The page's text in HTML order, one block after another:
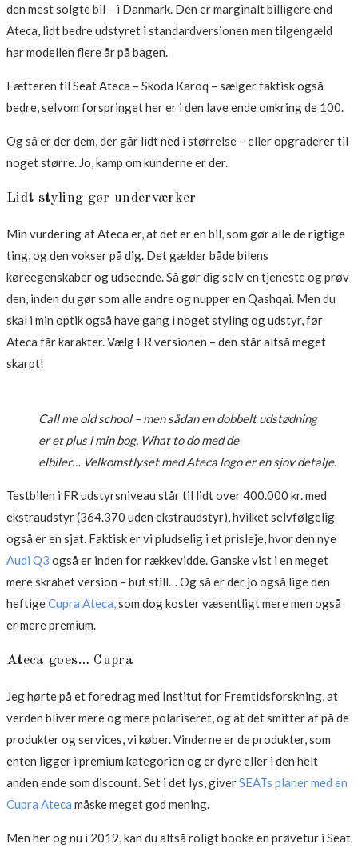
den mest solgte bil – i Danmark. Den er marginalt billigere end
Ateca, lidt bedre udstyret i standardversionen men tilgengæld
har modellen flere år på bagen.
Fætteren til Seat Ateca – Skoda Karoq – sælger faktisk også
bedre, selvom forspringet her er i den lave ende omkring de 100.
Og så er der dem, der går lidt ned i størrelse – eller opgraderer til
noget større. Jo, kamp om kunderne er der.
Lidt styling gør underværker
Min vurdering af Ateca er, at det er en bil, som gør alle de rigtige
ting, og den vokser på dig. Det gælder både bilens
køreegenskaber og udseende. Så gør dig selv en tjeneste og prøv
den, inden du gør som alle andre og nupper en Qashqai. Men du
skal i min optik også have gang i noget styling og udstyr, før
Ateca får karakter. Vælg FR versionen – den står altså meget
skarpt!
Call me old school – men sådan en dobbelt udstødning
er et plus i min bog. What to do med de
elbiler… Velkomstlyset med Ateca logo er en sjov detalje.
Testbilen i FR udstyrsniveau står til lidt over 400.000 kr. med
ekstraudstyr (364.370 uden ekstraudstyr), hvilket selvfølgelig
også er en sjat. Faktisk er vi pludselig i et prisleje, hvor den nye
Audi Q3 også er inden for rækkevidde. Ganske vist i en meget
mere skrabet version – but still… Og så er der jo også lige den
heftigeCupra Ateca,som dog koster væsentligt mere men også
er mere premium.
Ateca goes… Cupra
Jeg hørte på et foredrag med Institut for Fremtidsforskning, at
verden bliver mere og mere polariseret, og at det smitter af på de
produkter og services, vi køber. Vinderne er de produkter, som
enten ligger i premium kategorien og er dyre eller i den helt
anden ende som discount. Set i det lys, giverSEATs planer med en
Cupra Ateca måske meget god mening.
Men her og nu i 2019, kan du altså roligt booke en prøvetur i Seat